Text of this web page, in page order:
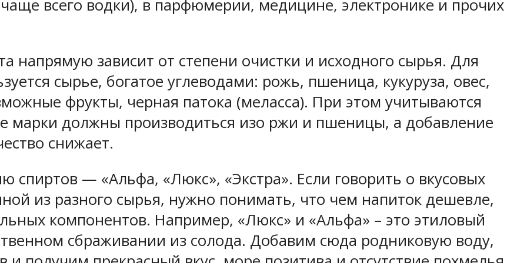
всего водки), в парфюмерии, медицине, электронике и прочих
напрямую зависит от степени очистки и исходного сырья. Для
сырье, богатое углеводами: рожь, пшеница, кукуруза, овес,
фрукты, черная патока (меласса). При этом учитываются
марки должны производиться изо ржи и пшеницы, а добавление
снижает.
спиртов — «Альфа, «Люкс», «Экстра». Если говорить о вкусовых
из разного сырья, нужно понимать, что чем напиток дешевле,
компонентов. Например, «Люкс» и «Альфа» – это этиловый
сбраживании из солода. Добавим сюда родниковую воду,